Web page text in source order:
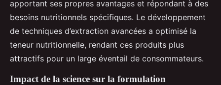
apportant ses propres avantages et répondant à des
besoins nutritionnels spécifiques. Le développement
de techniques d’extraction avancées a optimisé la
teneur nutritionnelle, rendant ces produits plus
attractifs pour un large éventail de consommateurs.
Impact de la science sur la formulation